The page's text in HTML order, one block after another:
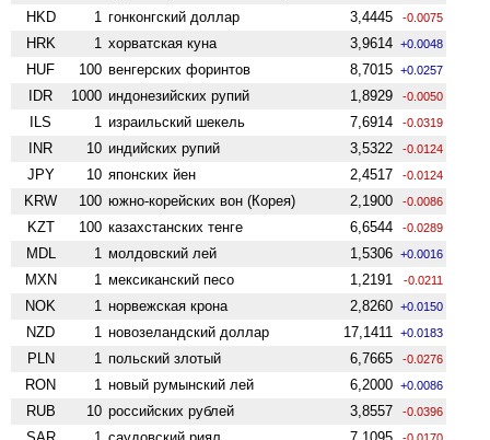
HKD 1 гонконгский доллар 3,4445 -0.0075
HRK 1 хорватская куна 3,9614 +0.0048
HUF 100 венгерских форинтов 8,7015 +0.0257
IDR 1000 индонезийских рупий 1,8929 -0.0050
ILS 1 израильский шекель 7,6914 -0.0319
INR 10 индийских рупий 3,5322 -0.0124
JPY 10 японских йен 2,4517 -0.0124
KRW 100 южно-корейских вон (Корея) 2,1900 -0.0086
KZT 100 казахстанских тенге 6,6544 -0.0289
MDL 1 молдовский лей 1,5306 +0.0016
MXN 1 мексиканский песо 1,2191 -0.0211
NOK 1 норвежская крона 2,8260 +0.0150
NZD 1 ново­зеландский доллар 17,1411 +0.0183
PLN 1 польский злотый 6,7665 -0.0276
RON 1 новый румынский лей 6,2000 +0.0086
RUB 10 российских рублей 3,8557 -0.0396